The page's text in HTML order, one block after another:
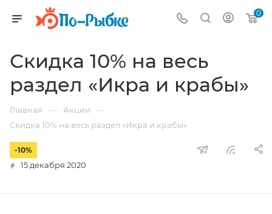
0
Скидка 10% на весь
раздел «Икра и крабы»
Главная — Акции —
Скидка 10% на весь раздел «Икра и крабы»
-10%
15 декабря 2020